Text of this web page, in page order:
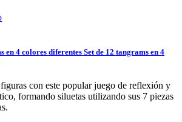
en 4 colores diferentes Set de 12 tangrams en 4
con este popular juego de reflexión y
formando siluetas utilizando sus 7 piezas